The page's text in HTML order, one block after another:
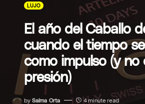
LUJO
El año del Caballo
cuando el tiempo
como impulso (y no
presión)
by Salma Orta 4 minute read